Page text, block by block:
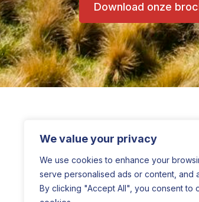
We value your privacy
We use cookies to enhance your
serve personalised ads or content, and
By clicking "Accept All", you consent to
Download onze